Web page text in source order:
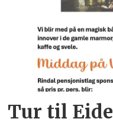
Tur til